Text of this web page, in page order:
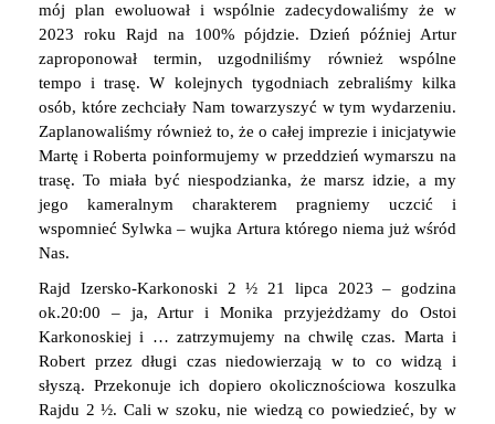
mój plan ewoluował i wspólnie zadecydowaliśmy że w
2023 roku Rajd na 100% pójdzie. Dzień później Artur
zaproponował termin, uzgodniliśmy również wspólne
tempo i trasę. W kolejnych tygodniach zebraliśmy kilka
osób, które zechciały Nam towarzyszyć w tym wydarzeniu.
Zaplanowaliśmy również to, że o całej imprezie i inicjatywie
Martę i Roberta poinformujemy w przeddzień wymarszu na
trasę. To miała być niespodzianka, że marsz idzie, a my
jego kameralnym charakterem pragniemy uczcić i
wspomnieć Sylwka – wujka Artura którego niema już wśród
Nas.
Rajd Izersko-Karkonoski 2 ½ 21 lipca 2023 – godzina
ok.20:00 – ja, Artur i Monika przyjeżdżamy do Ostoi
Karkonoskiej i … zatrzymujemy na chwilę czas. Marta i
Robert przez długi czas niedowierzają w to co widzą i
słyszą. Przekonuje ich dopiero okolicznościowa koszulka
Rajdu 2 ½. Cali w szoku, nie wiedzą co powiedzieć, by w